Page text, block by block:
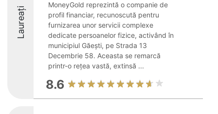
Laureați
MoneyGold reprezintă o companie de
profil financiar, recunoscută pentru
furnizarea unor servicii complexe
dedicate persoanelor fizice, activând în
municipiul Găești, pe Strada 13
Decembrie 58. Aceasta se remarcă
printr-o rețea vastă, extinsă ...
8.6